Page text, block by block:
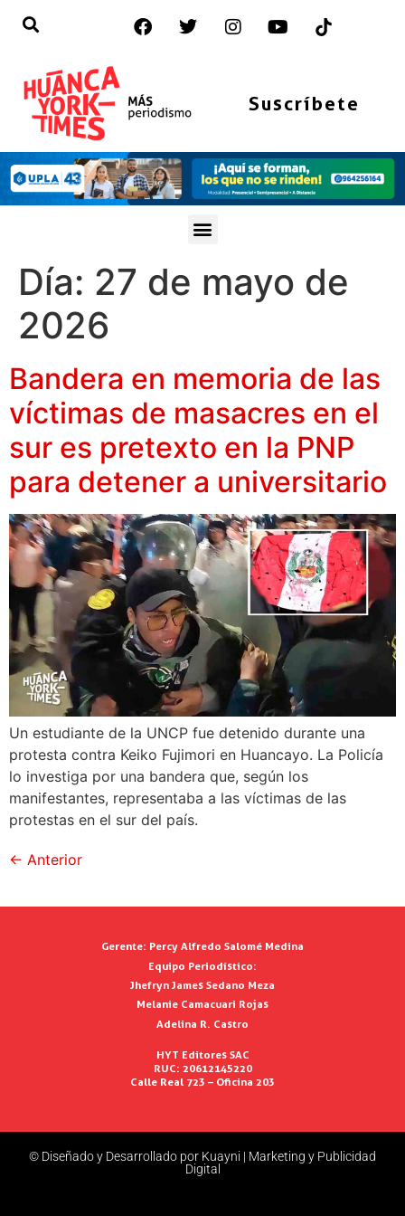
Suscríbete
Día: 27 de mayo de
2026
Bandera en memoria de las
víctimas de masacres en el
sur es pretexto en la PNP
para detener a universitario
Un estudiante de la UNCP fue detenido durante una
protesta contra Keiko Fujimori en Huancayo. La Policía
lo investiga por una bandera que, según los
manifestantes, representaba a las víctimas de las
protestas en el sur del país.
← Anterior
Gerente: Percy Alfredo Salomé Medina
Equipo Periodístico:
Jhefryn James Sedano Meza
Melanie Camacuari Rojas
Adelina R. Castro
HYT Editores SAC
RUC: 20612145220
Calle Real 723 – Oficina 203
© Diseñado y Desarrollado por Kuayni | Marketing y Publicidad
Digital